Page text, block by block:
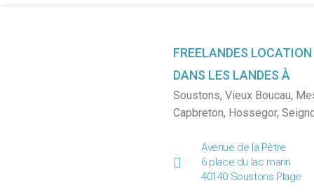
FREELANDES
DANS LES LANDES À
Soustons,Vieux Boucau,
Capbreton, Hossegor,
Avenue de la Pètre
6 place du lac marin
40140 Soustons Plage